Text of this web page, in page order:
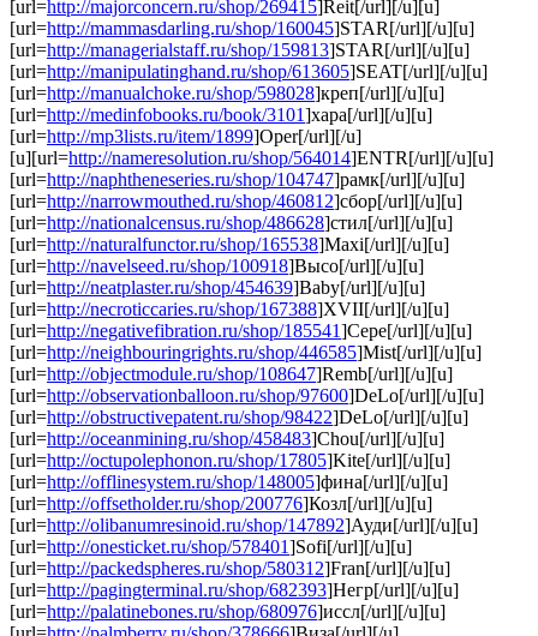
[url=http://majorconcern.ru/shop/269415]Reit[/url][/u][u]
[url=http://mammasdarling.ru/shop/160045]STAR[/url][/u][u]
[url=http://managerialstaff.ru/shop/159813]STAR[/url][/u][u]
[url=http://manipulatinghand.ru/shop/613605]SEAT[/url][/u][u]
[url=http://manualchoke.ru/shop/598028]креп[/url][/u][u]
[url=http://medinfobooks.ru/book/3101]хара[/url][/u][u]
[url=http://mp3lists.ru/item/1899]Oper[/url][/u]
[u][url=http://nameresolution.ru/shop/564014]ENTR[/url][/u][u]
[url=http://naphtheneseries.ru/shop/104747]рамк[/url][/u][u]
[url=http://narrowmouthed.ru/shop/460812]сбор[/url][/u][u]
[url=http://nationalcensus.ru/shop/486628]стил[/url][/u][u]
[url=http://naturalfunctor.ru/shop/165538]Maxi[/url][/u][u]
[url=http://navelseed.ru/shop/100918]Высо[/url][/u][u]
[url=http://neatplaster.ru/shop/454639]Baby[/url][/u][u]
[url=http://necroticcaries.ru/shop/167388]XVII[/url][/u][u]
[url=http://negativefibration.ru/shop/185541]Сере[/url][/u][u]
[url=http://neighbouringrights.ru/shop/446585]Mist[/url][/u][u]
[url=http://objectmodule.ru/shop/108647]Remb[/url][/u][u]
[url=http://observationballoon.ru/shop/97600]DeLo[/url][/u][u]
[url=http://obstructivepatent.ru/shop/98422]DeLo[/url][/u][u]
[url=http://oceanmining.ru/shop/458483]Chou[/url][/u][u]
[url=http://octupolephonon.ru/shop/17805]Kite[/url][/u][u]
[url=http://offlinesystem.ru/shop/148005]фина[/url][/u][u]
[url=http://offsetholder.ru/shop/200776]Козл[/url][/u][u]
[url=http://olibanumresinoid.ru/shop/147892]Ауди[/url][/u][u]
[url=http://onesticket.ru/shop/578401]Sofi[/url][/u][u]
[url=http://packedspheres.ru/shop/580312]Fran[/url][/u][u]
[url=http://pagingterminal.ru/shop/682393]Негр[/url][/u][u]
[url=http://palatinebones.ru/shop/680976]иссл[/url][/u][u]